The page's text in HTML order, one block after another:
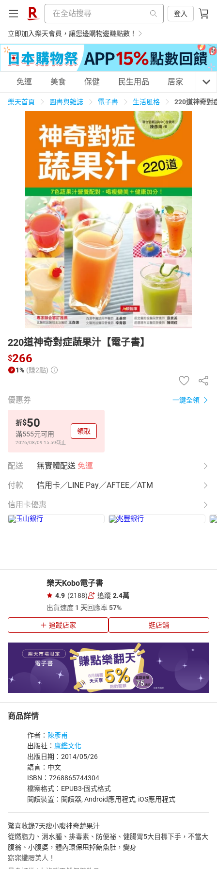
登入
立即加入樂天會員，讓您邊購物邊賺點數！
購物網分類
天天免運 美食蛋糕 養生保健 民生用品
3C家電 運動休閒 親子玩具
女裝 男裝 化妝保養 情趣用品
日本購物 電子/紙本書
HOT
免運 美食 保健 民生用品 居家 3C
樂天首頁 圖書與雜誌 電子書 生活風格 220道神奇對
220道神奇對症蔬果汁【電子書】
$266
1% (賺2點)
優惠券 一鍵全領
折$50
滿555元可用
2026/08/09 15:59截止
領取
配送 無實體配送 免運
付款 信用卡／LINE Pay／AFTEE／ATM
信用卡優惠
樂天Kobo電子書
4.9 (2188) 追蹤 2.4萬
出貨速度 1 天回應率57%
追蹤店家 逛店舖
商品詳情
作者： 陳彥甫
出版社： 康鑑文化
出版日期：2014/05/26
語言：中文
ISBN：7268865744304
檔案格式：EPUB3-固式格式
閱讀裝置：閱讀器, Android應用程式, iOS應用程式
驚喜收錄7天瘦小腹神奇蔬果汁
從燃脂力、消水腫、排毒素、防便祕、健腸胃5大目標下手，不當大
腹翁、小腹婆，體內環保甩掉鮪魚肚，變身
窈窕纖腰美人！